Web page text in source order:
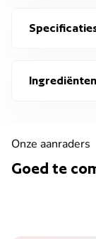
Ingrediënten
Onze aanraders
Goed te